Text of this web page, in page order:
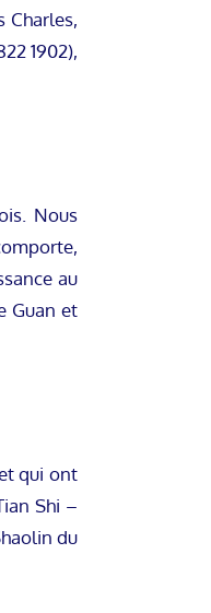
Charles,
1902),
Nous
au
Guan et
qui ont
Shi –
du